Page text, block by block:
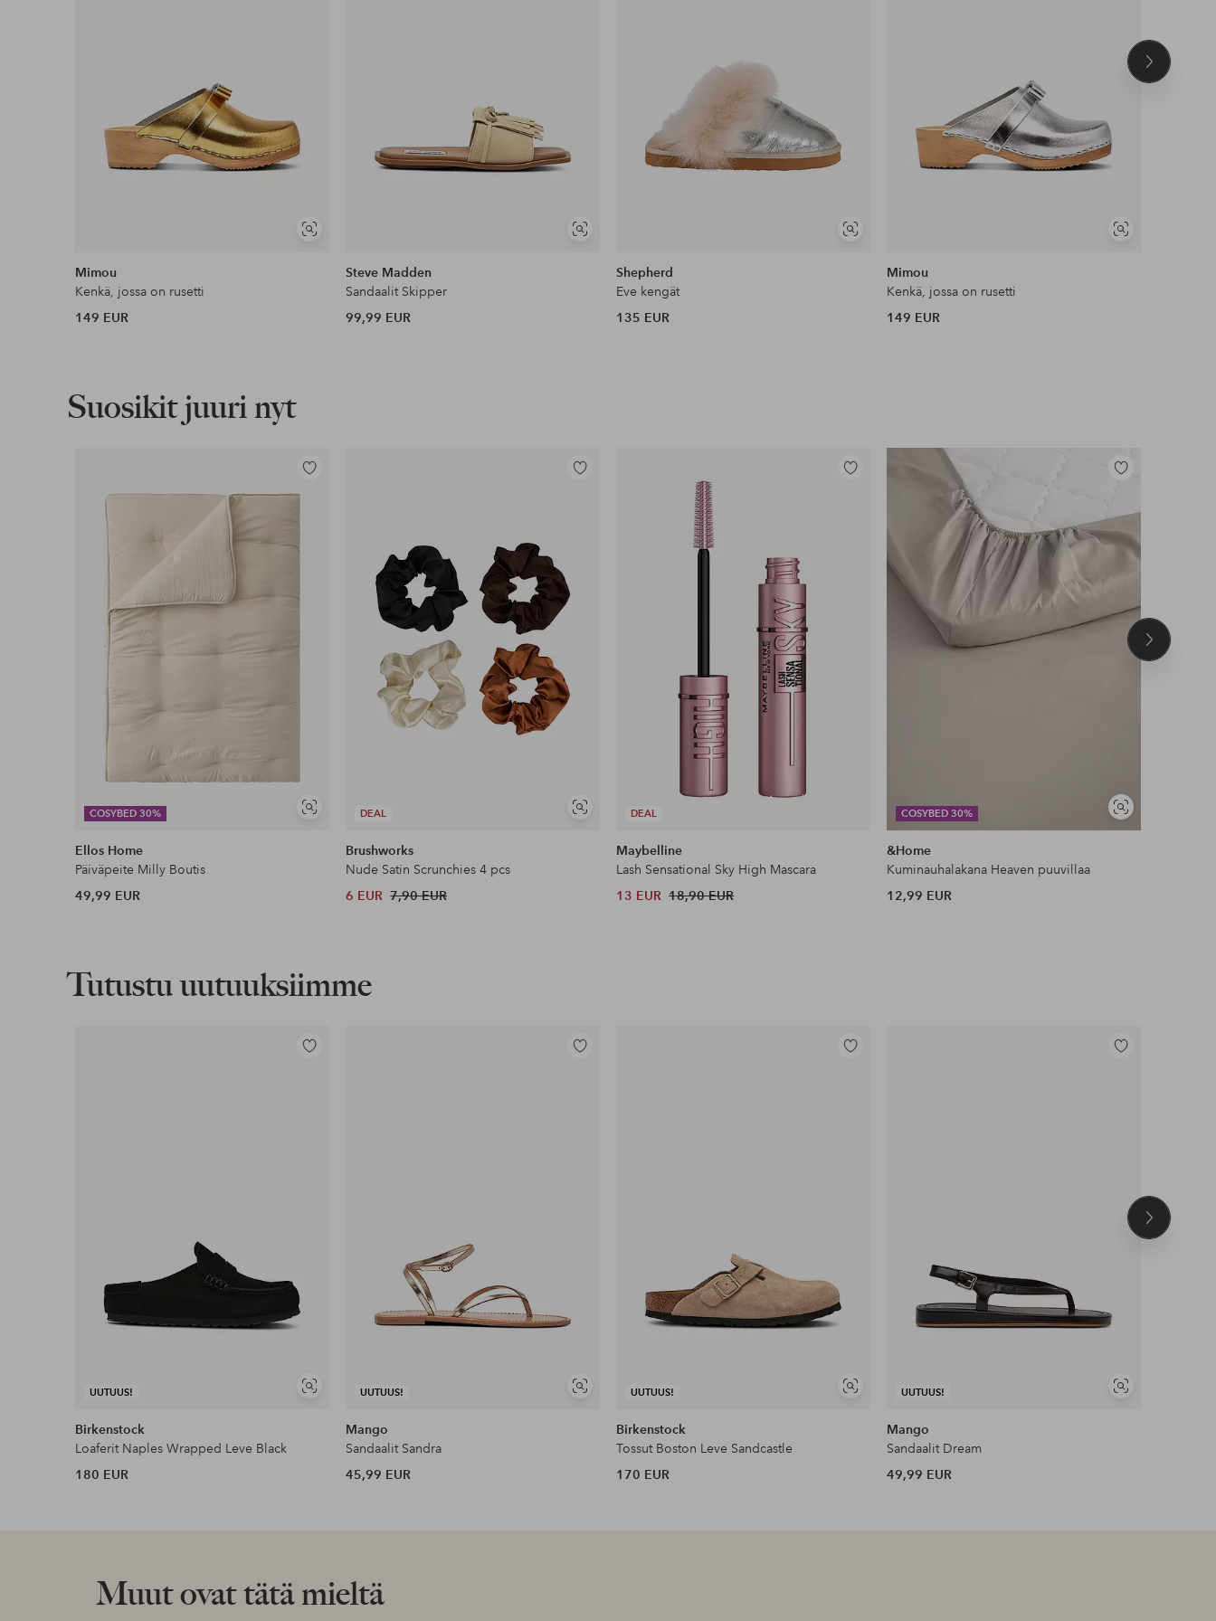
Näytä
Mimou
Kenkä, jossa on rusetti
149 EUR
Näytä
Steve Madden
Sandaalit Skipper
99,99 EUR
Näytä
Shepherd
Eve kengät
135 EUR
Näytä
Mimou
Kenkä, jossa on rusetti
149 EUR
Seuraava
Suosikit juuri nyt
COSYBED 30%
Näytä
Lisää
suosikkeihin
Ellos Home
Päiväpeite Milly Boutis
49,99 EUR
DEAL
Näytä
Lisää
Brushworks
Nude Satin Scrunchies 4 pcs
6 EUR 7,90 EUR
DEAL
Lisää
Maybelline
Lash Sensational Sky High Mascara
13 EUR 18,90 EUR
COSYBED 30%
Näytä
samankaltaisia
Lisää
&Home
Kuminauhalakana Heaven puuvillaa
12,99 EUR
Seuraava
Tutustu uutuuksiimme
UUTUUS!
Näytä
Lisää
Birkenstock
Loaferit Naples Wrapped Leve Black
180 EUR
UUTUUS!
Näytä
Lisää
Mango
Sandaalit Sandra
45,99 EUR
UUTUUS!
Näytä
Lisää
Birkenstock
Tossut Boston Leve Sandcastle
170 EUR
UUTUUS!
Näytä
Lisää
Mango
Sandaalit Dream
49,99 EUR
Seuraava
Muut ovat tätä mieltä